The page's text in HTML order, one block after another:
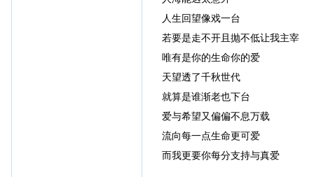
人生回望像戏一台
若要是走不开且抛不低让我主宰
唯有是你的生命你的爱
天望透了千秋世代
就算是谁渐老也下台
爱与希望又偏偏不息万载
流向每一点生命更可爱
而我更要你每分支持与真爱